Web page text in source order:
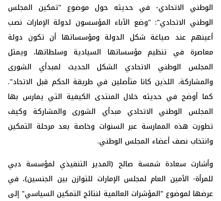
الوطني الاتحادي- في حديثه حول موضوع "تمكين المجلس
الوطني الاتحادي": "وضع الآباء المؤسسون لدولة الإمارات نصب
أعينهم عند صياغة شكل الدولة ومؤسساتها أن تكون دولة
معاصرة في تنظيم مؤسساتها السيادية وسلطاتها، ويمثل
المجلس الوطني الاتحادي الشكل الحديث لمبدأي الشورى
والمشاركة، اللذين كانا متأصلين في طريقة الحكم قبل الاتحاد".
كما أوضح في حديثه خلال المنتدى الكيفية التي يمارس بها
المجلس الوطني الاتحادي مبدأي الشورى والمشاركة وكيف
تطورت هذه الممارسة عبر السنوات وخاصة بعد مرحلة التمكين
وانتخاب نصف أعضاء المجلس الوطني.
وأشارت سعادة شمسة صالح (المدير التنفيذي لمؤسسة دبي
للمرأة- الأمين العام لمجلس الإمارات للتوازن بين الجنسين)، في
عرضها لموضوع "المؤشرات العالمية لنتائج التمكين السياسي" إلى